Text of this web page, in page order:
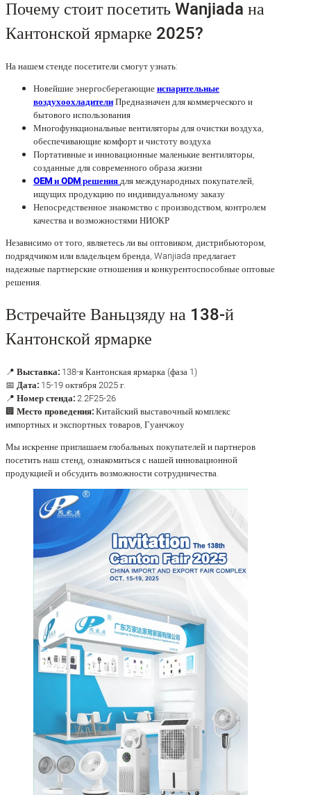
Почему стоит посетить Wanjiada на
Кантонской ярмарке 2025?
На нашем стенде посетители смогут узнать:
Новейшие энергосберегающиеиспарительные
воздухоохладителиПредназначен для коммерческого и
бытового использования
Многофункциональные вентиляторы для очистки воздуха,
обеспечивающие комфорт и чистоту воздуха
Портативные и инновационные маленькие вентиляторы,
созданные для современного образа жизни
OEM и ODM решениядля международных покупателей,
ищущих продукцию по индивидуальному заказу
Непосредственное знакомство с производством, контролем
качества и возможностями НИОКР
Независимо от того, являетесь ли вы оптовиком, дистрибьютором,
подрядчиком или владельцем бренда, Wanjiada предлагает
надежные партнерские отношения и конкурентоспособные оптовые
решения.
Встречайте Ваньцзяду на 138-й
Кантонской ярмарке
📍 Выставка:138-я Кантонская ярмарка (фаза 1)
📅 Дата:15-19 октября 2025 г.
📍 Номер стенда:2.2F25-26
🏢 Место проведения:Китайский выставочный комплекс
импортных и экспортных товаров, Гуанчжоу
Мы искренне приглашаем глобальных покупателей и партнеров
посетить наш стенд, ознакомиться с нашей инновационной
продукцией и обсудить возможности сотрудничества.